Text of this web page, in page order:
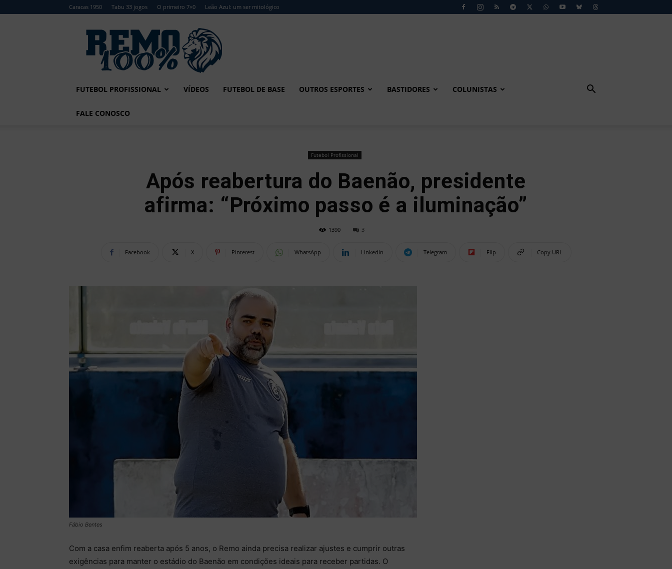
Caracas 1950 Tabu 33 jogos O primeiro 7×0 Leão Azul: um ser mitológico
Remo
FUTEBOL PROFISSIONAL VÍDEOS FUTEBOL DE BASE OUTROS ESPORTES BASTIDORES COLUNISTAS
FALE CONOSCO
Futebol Profissional
Após reabertura do Baenão, presidente
afirma: “Próximo passo é a iluminação”
1390 3
Facebook X Pinterest WhatsApp Linkedin Telegram Flip Copy URL
Fábio Bentes
Com a casa enfim reaberta após 5 anos, o Remo ainda precisa realizar ajustes e cumprir outras
exigências para manter o estádio do Baenão em condições ideais para receber partidas. O